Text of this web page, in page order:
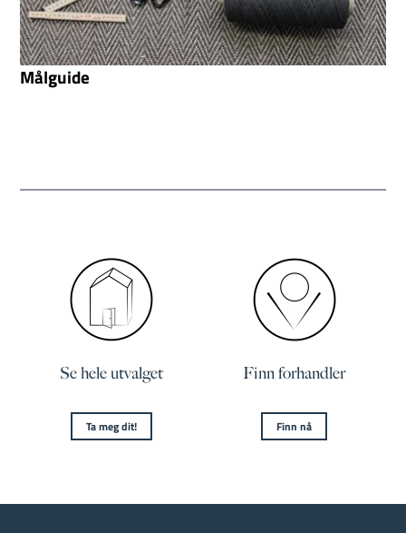
Målguide
Se hele utvalget
Ta meg dit!
Finn forhandler
Finn nå